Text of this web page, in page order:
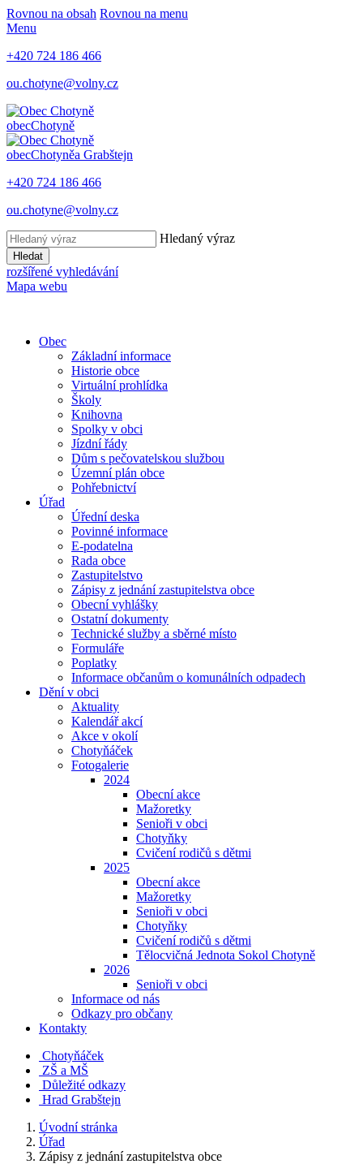
Rovnou na obsah Rovnou na menu
Menu
+420 724 186 466
ou.chotyne@volny.cz
obecChotyně
obecChotyněa Grabštejn
+420 724 186 466
ou.chotyne@volny.cz
Hledaný výraz
Hledat
rozšířené vyhledávání
Mapa webu
Obec
Základní informace
Historie obce
Virtuální prohlídka
Školy
Knihovna
Spolky v obci
Jízdní řády
Dům s pečovatelskou službou
Územní plán obce
Pohřebnictví
Úřad
Úřední deska
Povinné informace
E-podatelna
Rada obce
Zastupitelstvo
Zápisy z jednání zastupitelstva obce
Obecní vyhlášky
Ostatní dokumenty
Technické služby a sběrné místo
Formuláře
Poplatky
Informace občanům o komunálních odpadech
Dění v obci
Aktuality
Kalendář akcí
Akce v okolí
Chotyňáček
Fotogalerie
2024
Obecní akce
Mažoretky
Senioři v obci
Chotyňky
Cvičení rodičů s dětmi
2025
Obecní akce
Mažoretky
Senioři v obci
Chotyňky
Cvičení rodičů s dětmi
Tělocvičná Jednota Sokol Chotyně
2026
Senioři v obci
Informace od nás
Odkazy pro občany
Kontakty
Chotyňáček
ZŠ a MŠ
Důležité odkazy
Hrad Grabštejn
Úvodní stránka
Úřad
Zápisy z jednání zastupitelstva obce